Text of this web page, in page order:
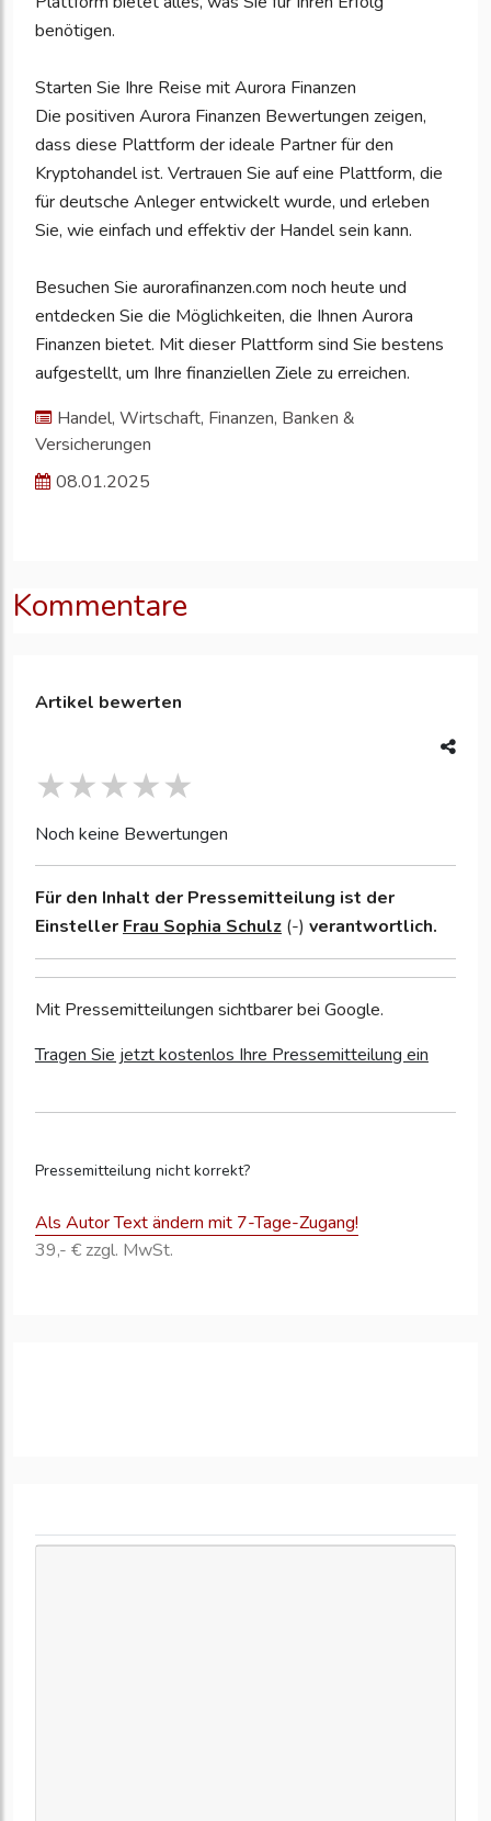
benötigen.
Starten Sie Ihre Reise mit Aurora Finanzen
Die positiven Aurora Finanzen Bewertungen zeigen,
dass diese Plattform der ideale Partner für den
Kryptohandel ist. Vertrauen Sie auf eine Plattform, die
für deutsche Anleger entwickelt wurde, und erleben
Sie, wie einfach und effektiv der Handel sein kann.
Besuchen Sie aurorafinanzen.com noch heute und
entdecken Sie die Möglichkeiten, die Ihnen Aurora
Finanzen bietet. Mit dieser Plattform sind Sie bestens
aufgestellt, um Ihre finanziellen Ziele zu erreichen.
Handel, Wirtschaft, Finanzen, Banken &
Versicherungen
08.01.2025
Kommentare
Artikel bewerten
Noch keine Bewertungen
Für den Inhalt der Pressemitteilung ist der
Einsteller Frau Sophia Schulz (-) verantwortlich.
Mit Pressemitteilungen sichtbarer bei Google.
Tragen Sie jetzt kostenlos Ihre Pressemitteilung ein
Pressemitteilung nicht korrekt?
Als Autor Text ändern mit 7-Tage-Zugang!
39,- € zzgl. MwSt.